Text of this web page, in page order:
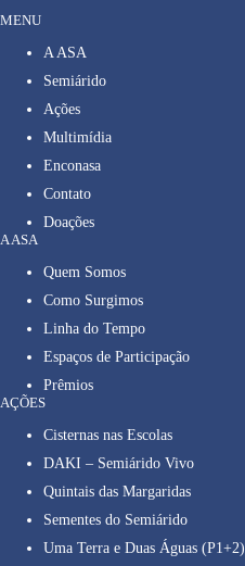
MENU
A ASA
Semiárido
Ações
Multimídia
Enconasa
Contato
Doações
A ASA
Quem Somos
Como Surgimos
Linha do Tempo
Espaços de Participação
Prêmios
AÇÕES
Cisternas nas Escolas
DAKI – Semiárido Vivo
Quintais das Margaridas
Sementes do Semiárido
Uma Terra e Duas Águas (P1+2)